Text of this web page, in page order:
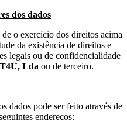
dos dados
o exercício dos direitos acima
da existência de direitos e
legais ou de confidencialidade
Lda ou de terceiro.
dados pode ser feito através de
endereços: